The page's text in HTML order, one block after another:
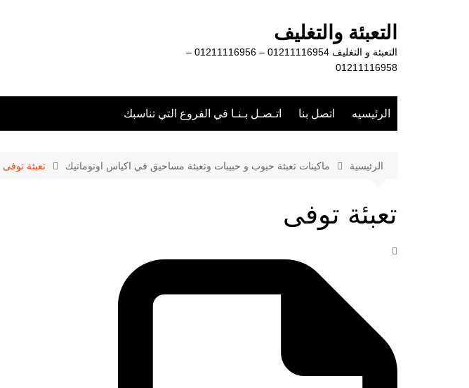
التعبئة والتغليف
التعبئة و التغليف 01211116954 – 01211116956 –
01211116958
الرئيسيه اتصل بنا اتـصـل بـنـا في الفروع التي تناسبك
الرئيسية ماكينات تعبئة حبوب و حبيبات وتعبئة مساحيق في اكياس اوتوماتيك تعبئة توفى
تعبئة توفى